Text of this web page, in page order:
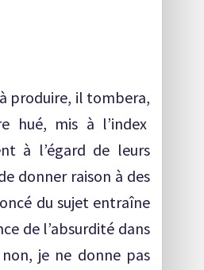
produire, il tombera,
hué, mis à l’index
à l’égard de leurs
donner raison à des
du sujet entraîne
de l’absurdité dans
je ne donne pas